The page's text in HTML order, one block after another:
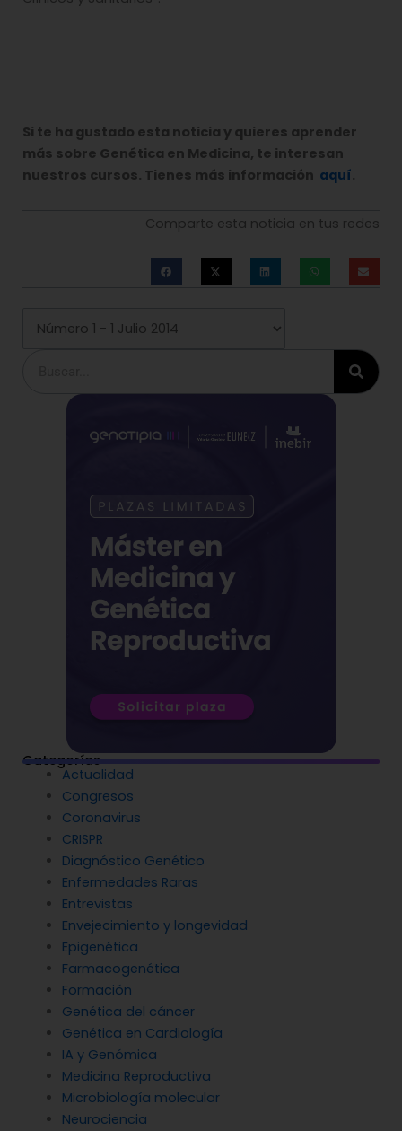
Si te ha gustado esta noticia y quieres aprender
más sobre Genética en Medicina, te interesan
nuestros cursos. Tienes más información aquí.
Comparte esta noticia en tus redes
Categorías
Actualidad
Congresos
Coronavirus
CRISPR
Diagnóstico Genético
Enfermedades Raras
Entrevistas
Envejecimiento y longevidad
Epigenética
Farmacogenética
Formación
Genética del cáncer
Genética en Cardiología
IA y Genómica
Medicina Reproductiva
Microbiología molecular
Neurociencia